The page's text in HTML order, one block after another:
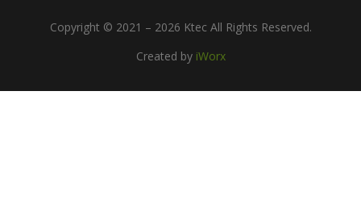
Copyright © 2021 – 2026 Ktec All Rights Reserved.
Created by iWorx